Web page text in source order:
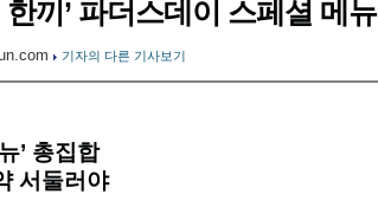
끼’ 파더스데이 스페셜 메뉴
기자의 다른 기사보기
’ 총집합
서둘러야